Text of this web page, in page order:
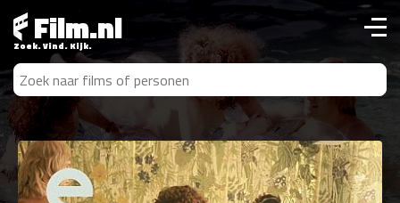
Film.nl
Zoek. Vind. Kijk.